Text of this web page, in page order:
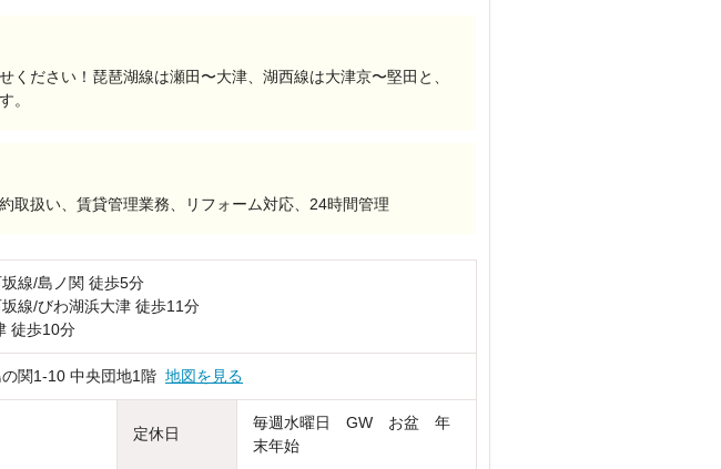
ください！琵琶湖線は瀬田〜大津、湖西線は大津京〜堅田と、
。
取扱い、賃貸管理業務、リフォーム対応、24時間管理
線/島ノ関 徒歩5分
線/びわ湖浜大津 徒歩11分
徒歩10分
関1-10 中央団地1階 地図を見る
定休日
毎週水曜日 GW お盆 年
末年始